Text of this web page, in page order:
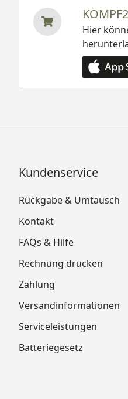
Hier
Kundenservice
Rückgabe & Umtausch
Kontakt
FAQs & Hilfe
Rechnung drucken
Zahlung
Versandinformationen
Serviceleistungen
Batteriegesetz